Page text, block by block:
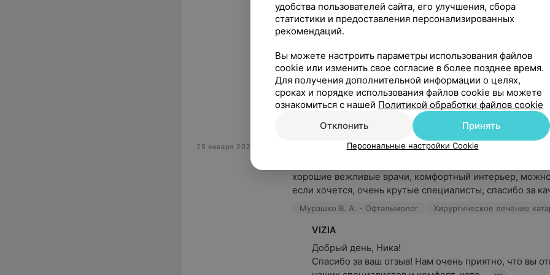
Очень внимательный и грамотный доктор, владеет
новинках в области офтальмологии. Доброжелательный
VIZIA
Добрый день, Наталья!
Спасибо вам за такой теплый отзыв! Для нас очень
каждый пациент - и взрослый, и ребе...
25 января 2025
хорошие вежливые врачи, комфортный интерьер,
если хочется, очень крутые специалисты, спасибо за
Мурашко В. А. - Офтальмолог Хирургическое лечение
VIZIA
Добрый день, Ника!
Спасибо за ваш отзыв! Нам очень приятно, что вы
удобства пользователей сайта, его улучшения, сбора
статистики и предоставления персонализированных
рекомендаций.
Вы можете настроить параметры использования файлов
cookie или изменить свое согласие в более позднее время.
Для получения дополнительной информации о целях,
сроках и порядке использования файлов cookie вы можете
ознакомиться с нашей Политикой обработки файлов cookie
Отклонить
Принять
Персональные настройки Cookie